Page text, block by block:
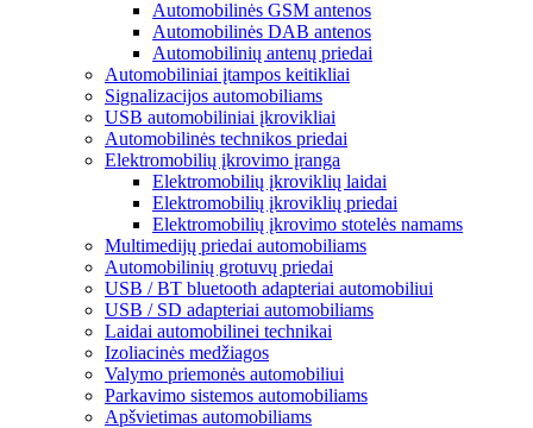
Automobilinės GSM antenos
Automobilinės DAB antenos
Automobilinių antenų priedai
Automobiliniai įtampos keitikliai
Signalizacijos automobiliams
USB automobiliniai įkrovikliai
Automobilinės technikos priedai
Elektromobilių įkrovimo įranga
Elektromobilių įkroviklių laidai
Elektromobilių įkroviklių priedai
Elektromobilių įkrovimo stotelės namams
Multimedijų priedai automobiliams
Automobilinių grotuvų priedai
USB / BT bluetooth adapteriai automobiliui
USB / SD adapteriai automobiliams
Laidai automobilinei technikai
Izoliacinės medžiagos
Valymo priemonės automobiliui
Parkavimo sistemos automobiliams
Apšvietimas automobiliams